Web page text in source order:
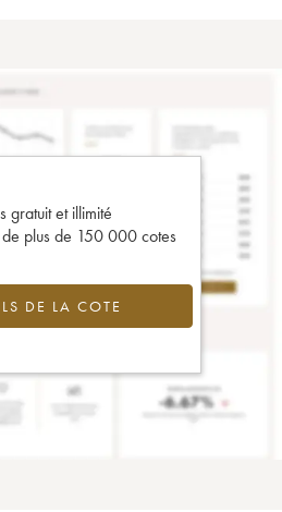
gratuit et illimité
de plus de 150 000 cotes
DE LA COTE